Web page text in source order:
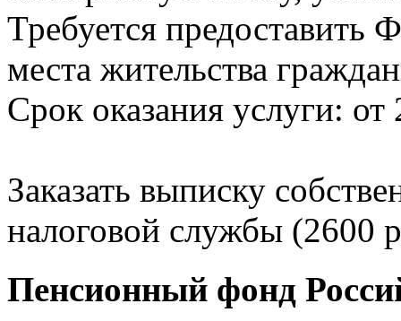
Требуется
места жительства
Срок оказания услуги: от
Заказать выписку
налоговой службы (2600
Пенсионный фонд